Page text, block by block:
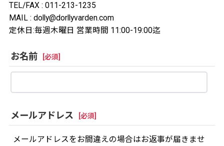
TEL/FAX : 011-213-1235
MAIL : dolly@dorllyvarden.com
定休日:毎週木曜日 営業時間 11:00-19:00迄
お名前 必須
メールアドレス 必須
メールアドレスをお間違えの場合はお返事が届きませ